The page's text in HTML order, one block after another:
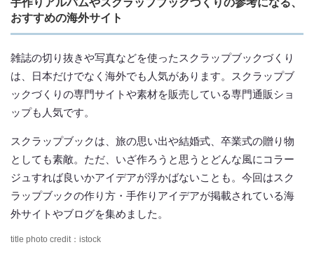
手作りアルバムやスクラップブックづくりの参考になる、
おすすめの海外サイト
雑誌の切り抜きや写真などを使ったスクラップブックづくり
は、日本だけでなく海外でも人気があります。スクラップブ
ックづくりの専門サイトや素材を販売している専門通販ショ
ップも人気です。
スクラップブックは、旅の思い出や結婚式、卒業式の贈り物
としても素敵。ただ、いざ作ろうと思うとどんな風にコラー
ジュすれば良いかアイデアが浮かばないことも。今回はスク
ラップブックの作り方・手作りアイデアが掲載されている海
外サイトやブログを集めました。
title photo credit：istock